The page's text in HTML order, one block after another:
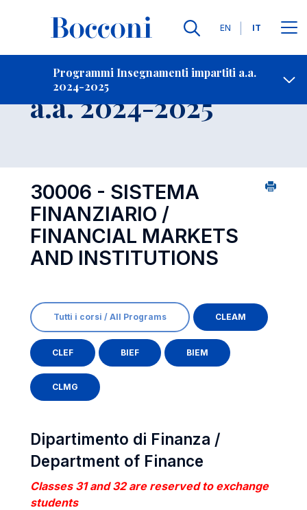
Lingue
EN IT
Programmi Insegnamenti impartiti a.a.
2024-2025
Contatti
Insegnamento
a.a. 2024-2025
30006 - SISTEMA
FINANZIARIO /
FINANCIAL MARKETS
AND INSTITUTIONS
Tutti i corsi / All Programs CLEAM
CLEF BIEF BIEM
CLMG
Dipartimento di Finanza /
Department of Finance
Classes 31 and 32 are reserved to exchange
students